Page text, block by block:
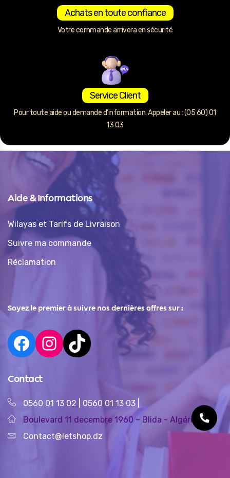
Achats en toute confiance
Votre commande arrivera en sécurité
Service Client
Pour toute aide ou demande d’information. Appeler au : (05 60) 01
13 03
Aide & Informations
Wilayas et Tarifs de Livraison
Suivre ma commande
Réclamation
Soyez le premier à suivre nos dernières offres sur :
Contact
0560 01 13 02 0560 01 13 03
Boulevard 11 decembre 1960 – Blida - Algérie
Contact@letshop.dz